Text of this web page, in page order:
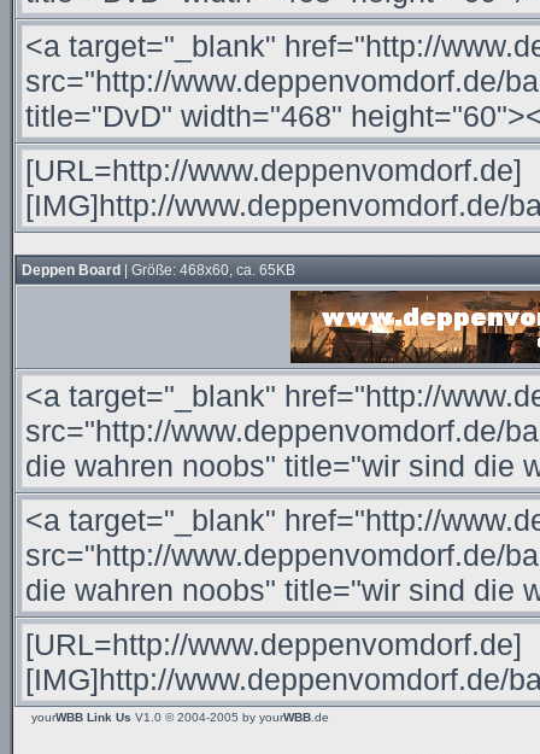
Deppen Board | Größe: 468x60, ca. 65KB
yourWBB Link Us V1.0 © 2004-2005 by yourWBB.de